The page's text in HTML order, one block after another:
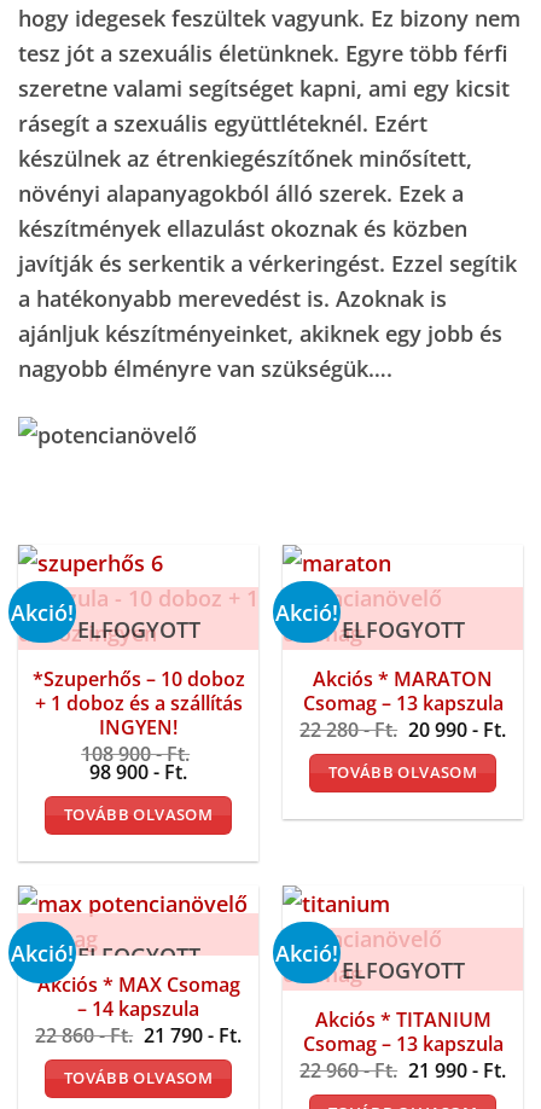
hogy idegesek feszültek vagyunk. Ez bizony nem
tesz jót a szexuális életünknek. Egyre több férfi
szeretne valami segítséget kapni, ami egy kicsit
rásegít a szexuális együttléteknél. Ezért
készülnek az étrenkiegészítőnek minősített,
növényi alapanyagokból álló szerek. Ezek a
készítmények ellazulást okoznak és közben
javítják és serkentik a vérkeringést. Ezzel segítik
a hatékonyabb merevedést is. Azoknak is
ajánljuk készítményeinket, akiknek egy jobb és
nagyobb élményre van szükségük….
Akció!
ELFOGYOTT
*Szuperhős – 10 doboz
+ 1 doboz és a szállítás
INGYEN!
108 900- Ft.
Original
was:
108
900 -
Ft..
98 900- Ft.Current
is:
98
900 -
Ft..
TOVÁBB OLVASOM
Akció!
ELFOGYOTT
Akciós * MARATON
Csomag – 13 kapszula
22 280- Ft. Original
was:
22
280 -
Ft..
20 990- Ft.
Ft..
TOVÁBB OLVASOM
Akció!ELFOGYOTT
Akciós * MAX Csomag
– 14 kapszula
22 860- Ft. Original
price
was:
22
21 790- Ft.Current
price
TOVÁBB OLVASOM
Akció!
ELFOGYOTT
Akciós * TITANIUM
Csomag – 13 kapszula
22 960- Ft. Original
price
21 990- Ft.